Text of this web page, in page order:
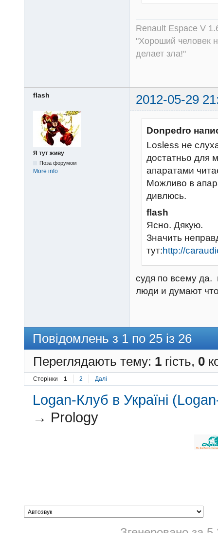
Renault Espace V
"Хороший человек
делает зла!"
flash 2012-05-29
Я тут живу
Поза форумом
More info
Donpedro
Losless не
достатньо для
апаратами
Можливо в
дивлюсь.
flash
Ясно. Дякую.
Значить
тут:http://
судя по всему да.
люди и думают
Повідомлень з 1 по 25 із 26
Переглядають тему: 1 гість, 0
Сторінки 1 2 Далі
Logan-Клуб в Україні
→ Prology